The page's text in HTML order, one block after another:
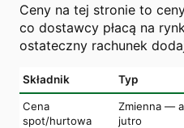
Ceny na tej stronie to
co dostawcy płacą na
ostateczny rachunek
Składnik Typ
Cena
spot/hurtowa
Zmienna —
jutro